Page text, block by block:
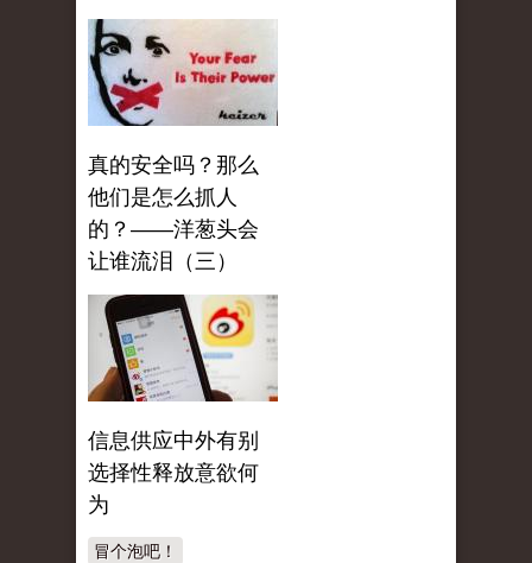
真的安全吗？那么
他们是怎么抓人
的？——洋葱头会
让谁流泪（三）
信息供应中外有别
选择性释放意欲何
为
冒个泡吧！